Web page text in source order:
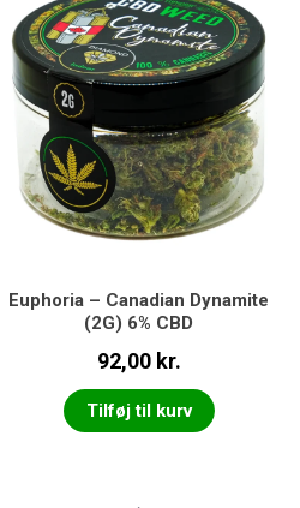
Euphoria – Canadian Dynamite
(2G) 6% CBD
92,00 kr.
Tilføj til kurv